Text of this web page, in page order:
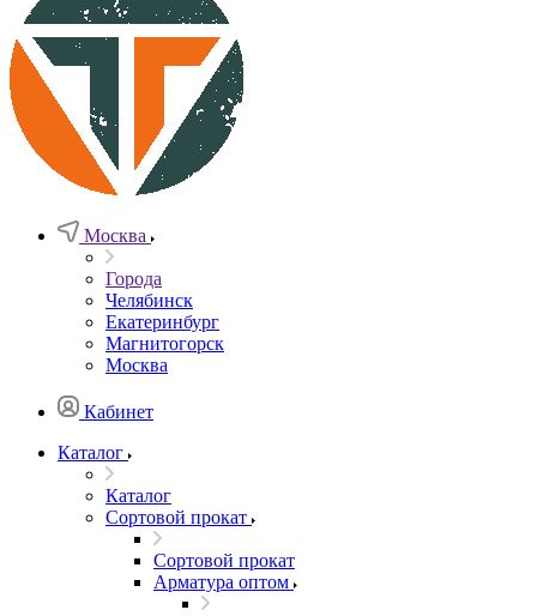
Москва
Города
Челябинск
Екатеринбург
Магнитогорск
Москва
Кабинет
Каталог
Каталог
Сортовой прокат
Сортовой прокат
Арматура оптом